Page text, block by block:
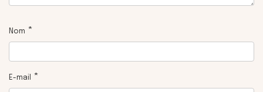
Nom *
E-mail *